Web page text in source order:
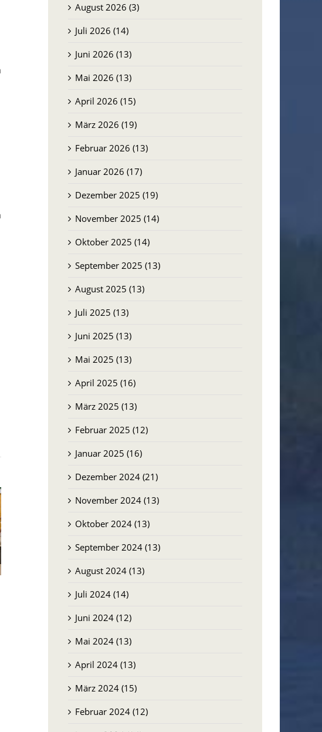
Martin: Im Hier
Brasilien: Der Erfolg der
29.07.2026
August 2026 (3)
Juli 2026 (14)
Juni 2026 (13)
Mai 2026 (13)
April 2026 (15)
März 2026 (19)
Februar 2026 (13)
Januar 2026 (17)
Dezember 2025 (19)
November 2025 (14)
Oktober 2025 (14)
September 2025 (13)
August 2025 (13)
Juli 2025 (13)
Juni 2025 (13)
Mai 2025 (13)
April 2025 (16)
März 2025 (13)
Februar 2025 (12)
Januar 2025 (16)
Dezember 2024 (21)
November 2024 (13)
Oktober 2024 (13)
September 2024 (13)
August 2024 (13)
Juli 2024 (14)
Juni 2024 (12)
Mai 2024 (13)
April 2024 (13)
März 2024 (15)
Februar 2024 (12)